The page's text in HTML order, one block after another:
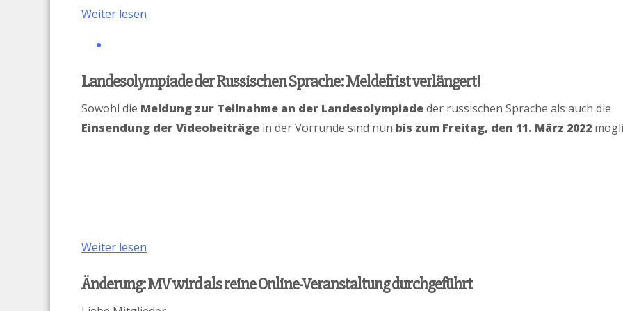
Weiter lesen
Landesolympiade der Russischen Sprache: Meldefrist verlängert!
Sowohl die Meldung zur Teilnahme an der Landesolympiadeder russischen Sprache als auch die
Einsendung der Videobeiträge in der Vorrunde sind nun bis zum Freitag, den 11. März 2022
Weiter lesen
Änderung: MV wird als reine Online-Veranstaltung durchgeführt